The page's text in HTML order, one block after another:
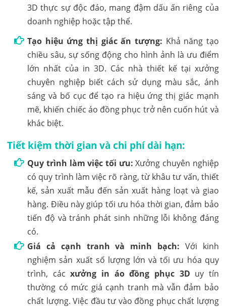
3D thực sự độc đáo, mang đậm dấu ấn riêng của
doanh nghiệp hoặc tập thể.
Tạo hiệu ứng thị giác ấn tượng: Khả năng tạo
chiều sâu, sự sống động cho hình ảnh là ưu điểm
lớn nhất của in 3D. Các nhà thiết kế tại xưởng
chuyên nghiệp biết cách sử dụng màu sắc, ánh
sáng và bố cục để tạo ra hiệu ứng thị giác mạnh
mẽ, khiến chiếc áo đồng phục trở nên cuốn hút và
khác biệt.
Tiết kiệm thời gian và chi phí dài hạn:
Quy trình làm việc tối ưu: Xưởng chuyên nghiệp
có quy trình làm việc rõ ràng, từ khâu tư vấn, thiết
kế, sản xuất mẫu đến sản xuất hàng loạt và giao
hàng. Điều này giúp tối ưu hóa thời gian, đảm bảo
tiến độ và tránh phát sinh những lỗi không đáng
có.
Giá cả cạnh tranh và minh bạch: Với kinh
nghiệm sản xuất số lượng lớn và tối ưu hóa quy
trình, cácxưởng in áo đồng phục 3D uy tín
thường có mức giá cạnh tranh mà vẫn đảm bảo
chất lượng. Việc đầu tư vào đồng phục chất lượng